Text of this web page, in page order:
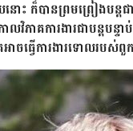
ះ ក៏បាន​ព្រមព្រៀងបន្ត​
លវិភាគការងារជា​បន្តប
ាច​ធ្វើការងារទោលរប